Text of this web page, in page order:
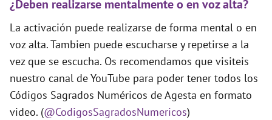
¿Deben realizarse mentalmente o en voz alta?
La activación puede realizarse de forma mental o en
voz alta. Tambien puede escucharse y repetirse a la
vez que se escucha. Os recomendamos que visiteis
nuestro canal de YouTube para poder tener todos los
Códigos Sagrados Numéricos de Agesta en formato
video. (@CodigosSagradosNumericos)